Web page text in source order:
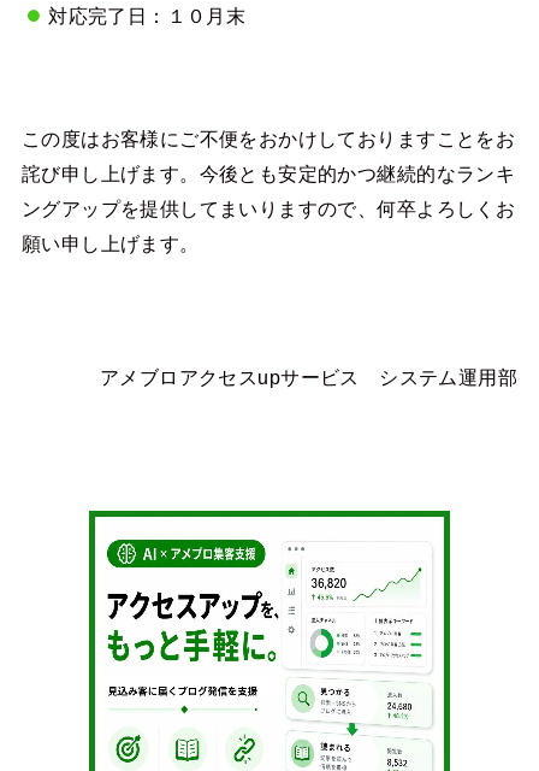
対応完了日：１０月末
この度はお客様にご不便をおかけしておりますことをお
詫び申し上げます。今後とも安定的かつ継続的なランキ
ングアップを提供してまいりますので、何卒よろしくお
願い申し上げます。
アメブロアクセスupサービス システム運用部